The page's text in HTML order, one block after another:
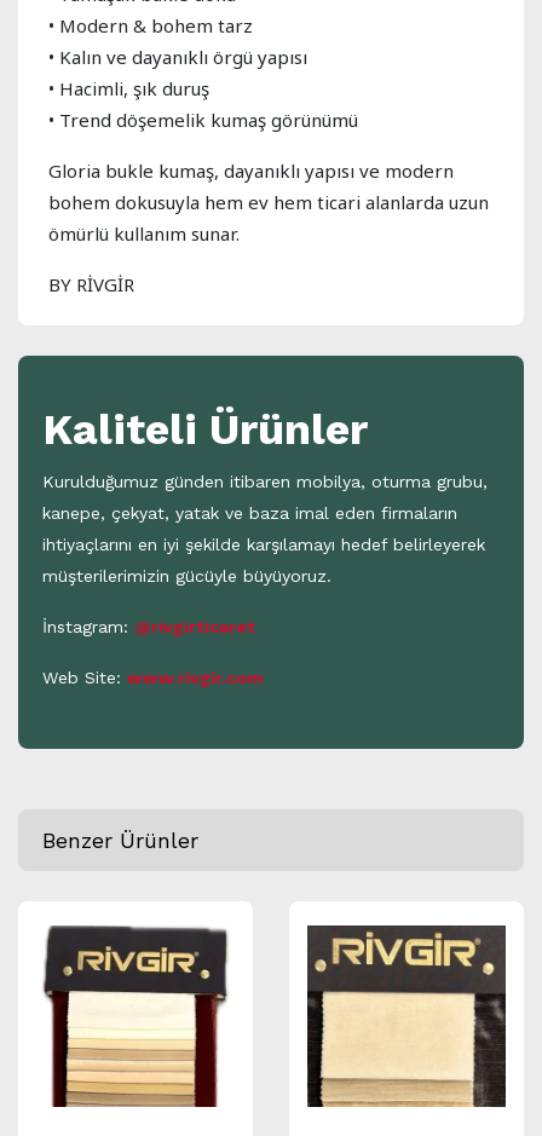
• Modern & bohem tarz
• Kalın ve dayanıklı örgü yapısı
• Hacimli, şık duruş
• Trend döşemelik kumaş görünümü
Gloria bukle kumaş, dayanıklı yapısı ve modern
bohem dokusuyla hem ev hem ticari alanlarda uzun
ömürlü kullanım sunar.
BY RİVGİR
Kaliteli Ürünler
Kurulduğumuz günden itibaren mobilya, oturma grubu,
kanepe, çekyat, yatak ve baza imal eden firmaların
ihtiyaçlarını en iyi şekilde karşılamayı hedef belirleyerek
müşterilerimizin gücüyle büyüyoruz.
İnstagram: @rivgirticaret
Web Site: www.rivgir.com
Benzer Ürünler